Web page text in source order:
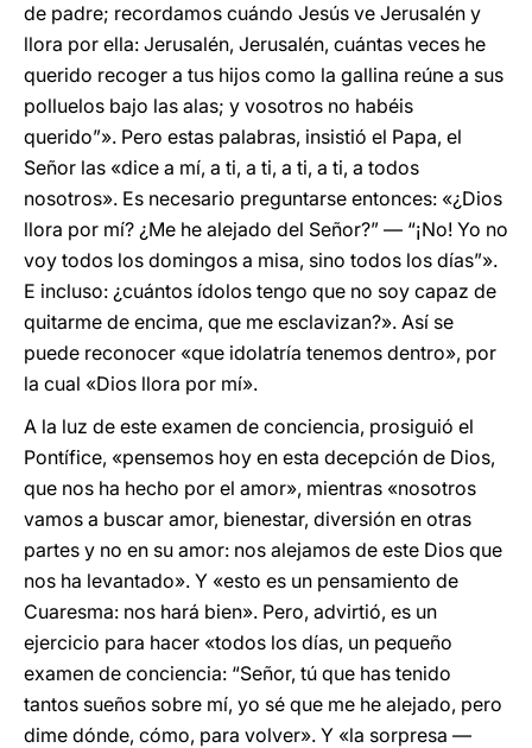
de padre; recordamos cuándo Jesús ve Jerusalén y
llora por ella: Jerusalén, Jerusalén, cuántas veces he
querido recoger a tus hijos como la gallina reúne a sus
polluelos bajo las alas; y vosotros no habéis
querido”». Pero estas palabras, insistió el Papa, el
Señor las «dice a mí, a ti, a ti, a ti, a ti, a todos
nosotros». Es necesario preguntarse entonces: «¿Dios
llora por mí? ¿Me he alejado del Señor?” — “¡No! Yo no
voy todos los domingos a misa, sino todos los días”».
E incluso: ¿cuántos ídolos tengo que no soy capaz de
quitarme de encima, que me esclavizan?». Así se
puede reconocer «que idolatría tenemos dentro», por
la cual «Dios llora por mí».
A la luz de este examen de conciencia, prosiguió el
Pontífice, «pensemos hoy en esta decepción de Dios,
que nos ha hecho por el amor», mientras «nosotros
vamos a buscar amor, bienestar, diversión en otras
partes y no en su amor: nos alejamos de este Dios que
nos ha levantado». Y «esto es un pensamiento de
Cuaresma: nos hará bien». Pero, advirtió, es un
ejercicio para hacer «todos los días, un pequeño
examen de conciencia: “Señor, tú que has tenido
tantos sueños sobre mí, yo sé que me he alejado, pero
dime dónde, cómo, para volver». Y «la sorpresa —